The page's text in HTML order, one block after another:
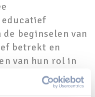
educatief
beginselen van
betrekt en
van hun rol in
geïnformeerd
Het